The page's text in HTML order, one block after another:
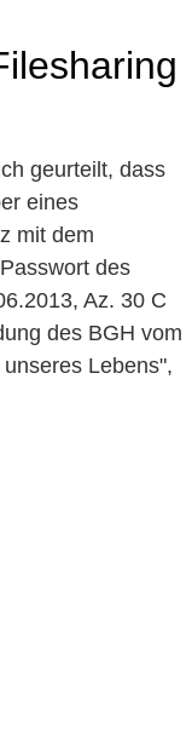
geurteilt, dass
eines
mit dem
des
Az. 30 C
des BGH vom
Lebens",